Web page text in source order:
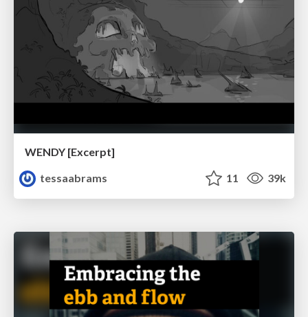
WENDY [Excerpt]
tessaabrams
11 39k